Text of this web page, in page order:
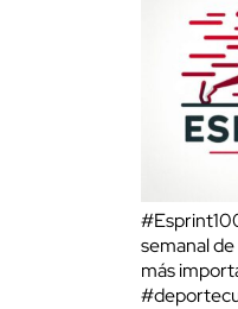
semanal
más